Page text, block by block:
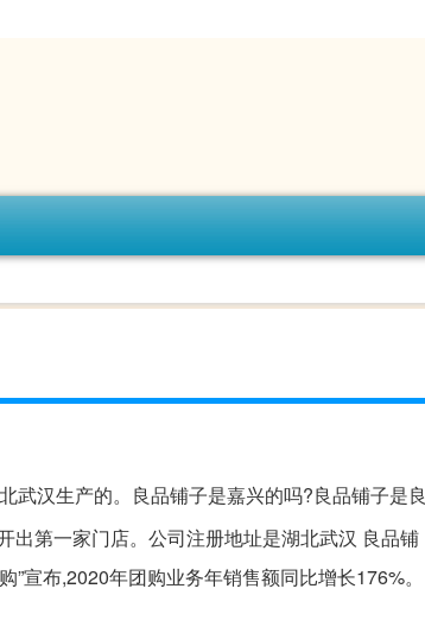
武汉生产的。良品铺子是嘉兴的吗?良品铺子是良
出第一家门店。公司注册地址是湖北武汉 良品铺
宣布,2020年团购业务年销售额同比增长176%。